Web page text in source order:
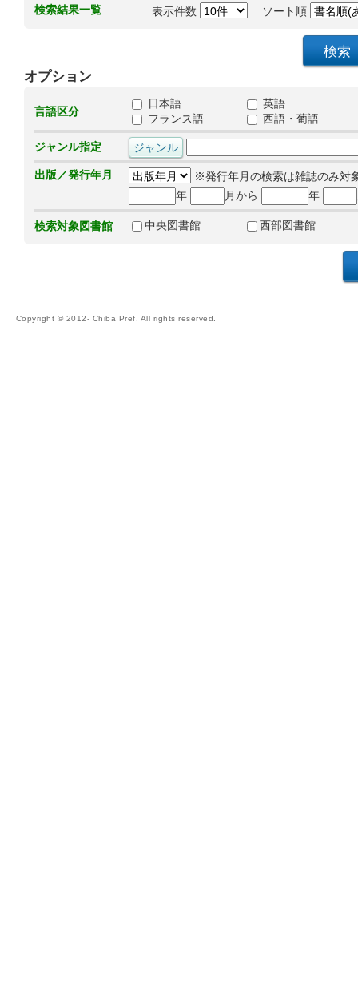
検索結果一覧 表示件数 ソート順
オプション
言語区分
日本語
英語
フランス語
西語・葡語
ジャンル指定
出版／発行年月
※発行年月の検索は雑誌のみ対
年
月から 年
検索対象図書館 中央図書館 西部図書館
Copyright © 2012- Chiba Pref. All rights reserved.